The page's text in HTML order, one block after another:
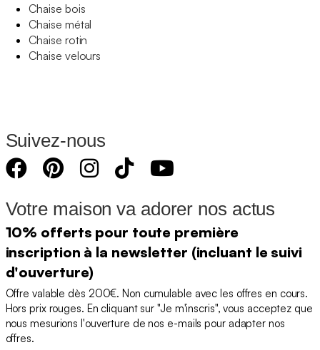
Chaise bois
Chaise métal
Chaise rotin
Chaise velours
Suivez-nous
Votre maison va adorer nos actus
10% offerts pour toute première
inscription à la newsletter (incluant le suivi
d'ouverture)
Offre valable dès 200€. Non cumulable avec les offres en cours.
Hors prix rouges. En cliquant sur "Je m'inscris", vous acceptez que
nous mesurions l'ouverture de nos e-mails pour adapter nos
offres.